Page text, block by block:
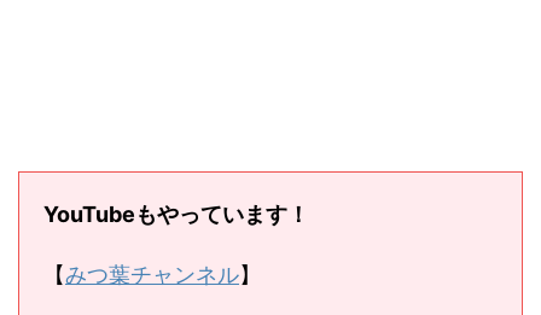
YouTubeもやっています！
【みつ葉チャンネル】